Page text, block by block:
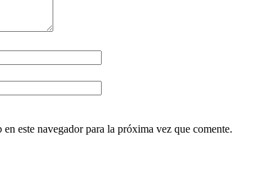
este navegador para la próxima vez que comente.